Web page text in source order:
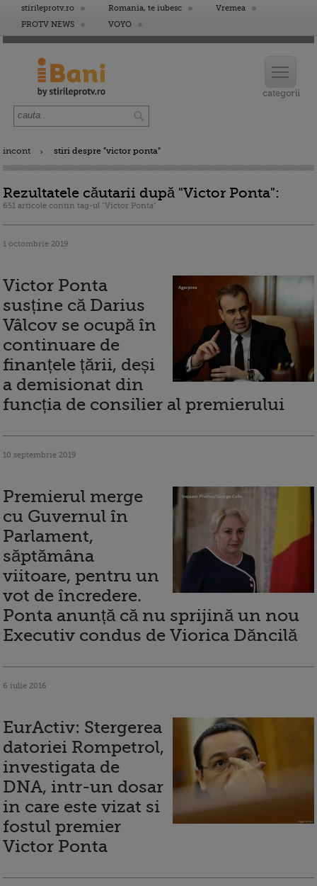
stirileprotv.ro Romania, te iubesc
Vremea
PROTV NEWS
VOYO
incont stiri despre "victor ponta"
Rezultatele căutarii după "Victor Ponta":
651 articole contin tag-ul "Victor Ponta"
1 octombrie 2019
Victor Ponta
susține că Darius
Vâlcov se ocupă în
continuare de
finanțele țării, deși
a demisionat din
funcția de consilier al premierului
10 septembrie 2019
Premierul merge
cu Guvernul în
Parlament,
săptămâna
viitoare, pentru un
vot de încredere.
Ponta anunță că nu sprijină un nou
Executiv condus de Viorica Dăncilă
6 iulie 2016
EurActiv: Stergerea
datoriei Rompetrol,
investigata de
DNA, intr-un dosar
in care este vizat si
fostul premier
Victor Ponta